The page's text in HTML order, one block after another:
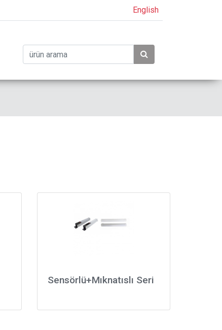
English
Sensörlü+Mıknatıslı Seri